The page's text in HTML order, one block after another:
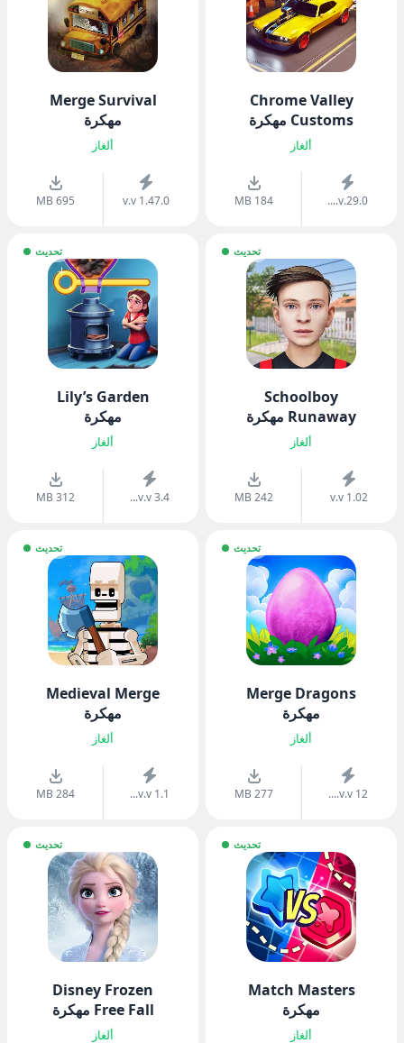
Chrome Valley
Customs مهكرة
ألغاز
v.29.0....
184 MB
Merge Survival
مهكرة
ألغاز
v.v 1.47.0
695 MB
تحديث
Schoolboy
Runaway مهكرة
ألغاز
v.v 1.02
242 MB
تحديث
Lily’s Garden
مهكرة
ألغاز
v.v 3.4...
312 MB
تحديث
Merge Dragons
مهكرة
ألغاز
v.v 12....
277 MB
تحديث
Medieval Merge
مهكرة
ألغاز
v.v 1.1...
284 MB
تحديث
Match Masters
مهكرة
ألغاز
تحديث
Disney Frozen
Free Fall مهكرة
ألغاز